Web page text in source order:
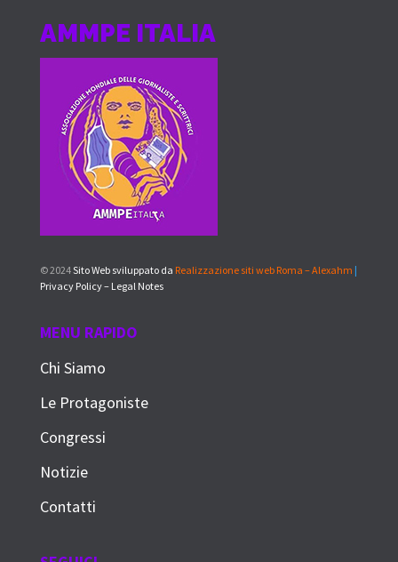
AMMPE ITALIA
© 2024Sito Web sviluppato da Realizzazione siti web Roma – Alexahm |
Privacy Policy – Legal Notes
MENU RAPIDO
Chi Siamo
Le Protagoniste
Congressi
Notizie
Contatti